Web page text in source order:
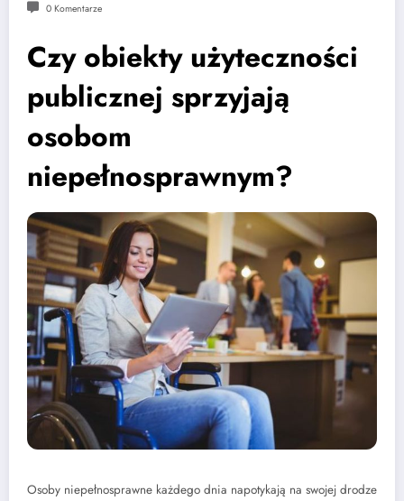
0 Komentarze
Czy obiekty użyteczności
publicznej sprzyjają
osobom
niepełnosprawnym?
Osoby niepełnosprawne każdego dnia napotykają na swojej drodze